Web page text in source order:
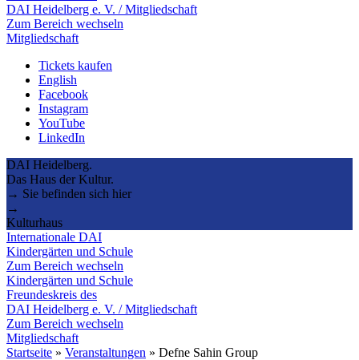
DAI Heidelberg e. V. / Mitgliedschaft
Zum Bereich wechseln
Mitgliedschaft
Tickets kaufen
English
Facebook
Instagram
YouTube
LinkedIn
DAI Heidelberg.
Das Haus der Kultur.
→ Sie befinden sich hier
→
Kulturhaus
Internationale DAI
Kindergärten und Schule
Zum Bereich wechseln
Kindergärten und Schule
Freundeskreis des
DAI Heidelberg e. V. / Mitgliedschaft
Zum Bereich wechseln
Mitgliedschaft
Startseite » Veranstaltungen » Defne Sahin Group